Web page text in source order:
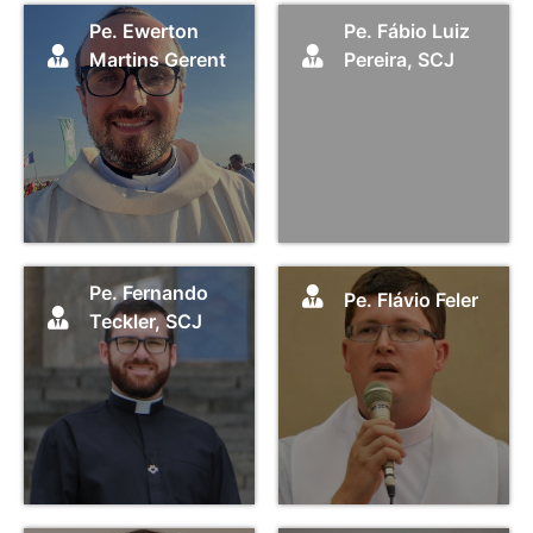
Pe. Ewerton
Martins Gerent
Pe. Fábio Luiz
Pereira, SCJ
Pe. Fernando
Teckler, SCJ
Pe. Flávio Feler